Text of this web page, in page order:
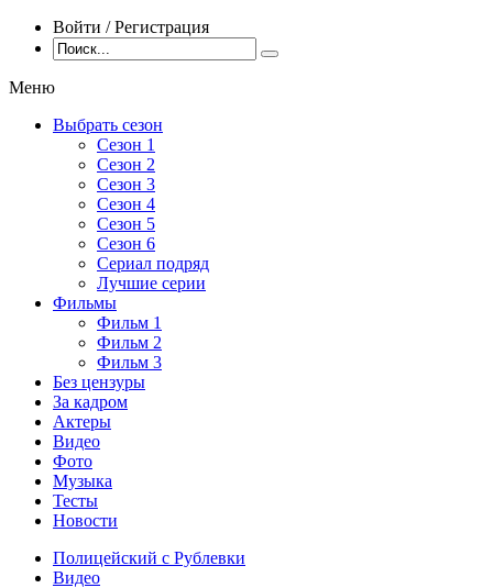
Войти / Регистрация
Меню
Выбрать сезон
Сезон 1
Сезон 2
Сезон 3
Сезон 4
Сезон 5
Сезон 6
Сериал подряд
Лучшие серии
Фильмы
Фильм 1
Фильм 2
Фильм 3
Без цензуры
За кадром
Актеры
Видео
Фото
Музыка
Тесты
Новости
Полицейский с Рублевки
Видео